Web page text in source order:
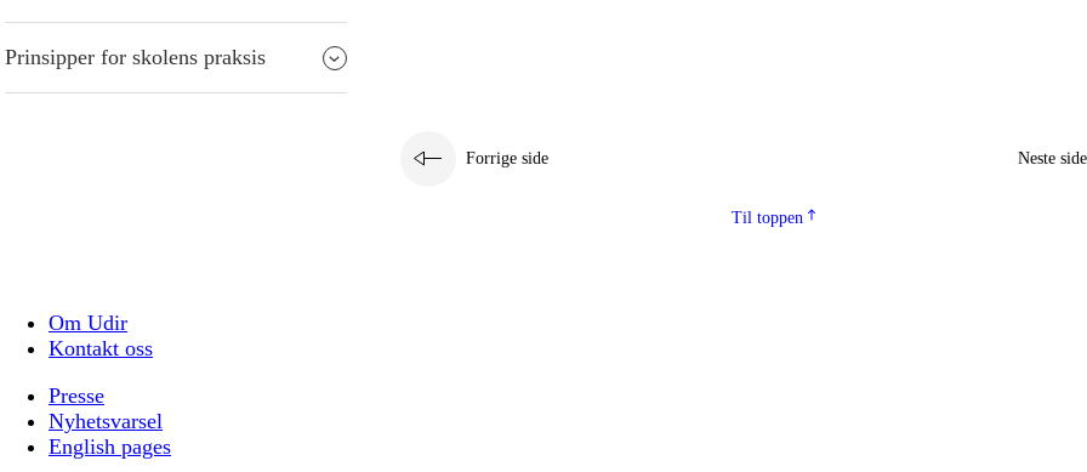
Prinsipper for skolens praksis
Forrige side Neste side
Til toppen
Om Udir
Kontakt oss
Presse
Nyhetsvarsel
English pages